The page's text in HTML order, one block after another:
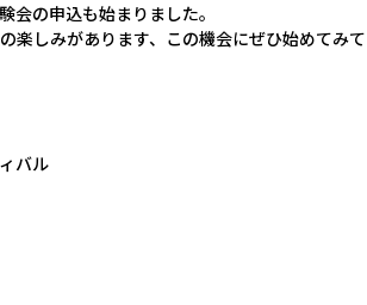
会の申込も始まりました。
楽しみがあります、この機会にぜひ始めてみて
バル